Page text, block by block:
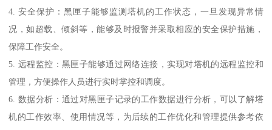
4. 安全保护：黑匣子能够监测塔机的工作状态，一旦发现异常情
况，如超载、倾斜等，能够及时报警并采取相应的安全保护措施，
保障工作安全。
5. 远程监控：黑匣子能够通过网络连接，实现对塔机的远程监控和
管理，方便操作人员进行实时掌控和调度。
6. 数据分析：通过对黑匣子记录的工作数据进行分析，可以了解塔
机的工作效率、使用情况等，为后续的工作优化和管理提供参考依